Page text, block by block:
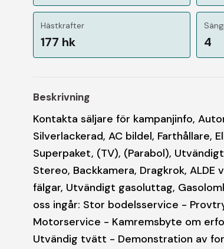
Hästkrafter
177 hk 4
Beskrivning
Kontakta säljare för kampanjinfo,
Silverlackerad, AC bildel, Farthållare,
Superpaket, (TV), (Parabol),
Stereo, Backkamera, Dragkrok,
fälgar, Utvändigt gasoluttag,
oss ingår: Stor bodelsservice -
Motorservice - Kamremsbyte om
Utvändig tvätt - Demonstration av